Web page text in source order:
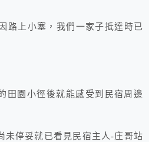
路上小塞，我們一家子抵達時已
田園小徑後就能感受到民宿周邊
未停妥就已看見民宿主人-庄哥站